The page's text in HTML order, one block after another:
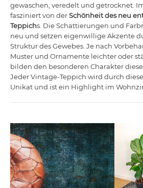
gewaschen, veredelt und getrocknet.
fasziniert von derSchönheit des neu
Teppichs. Die Schattierungen und
neu und setzen eigenwillige Akzente
Struktur des Gewebes. Je nach
Muster und Ornamente leichter oder
bilden den besonderen Charakter
Jeder Vintage-Teppich wird durch
Unikat und ist ein Highlight im